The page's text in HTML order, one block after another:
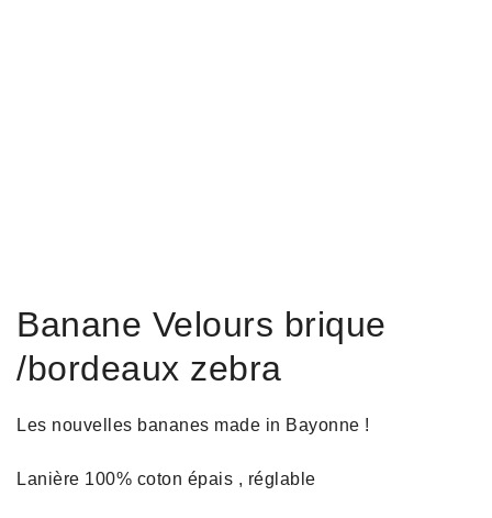
Banane Velours brique
/bordeaux zebra
Les nouvelles bananes made in Bayonne !
Lanière 100% coton épais , réglable